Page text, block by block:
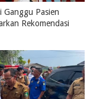
Ganggu Pasien
Rekomendasi